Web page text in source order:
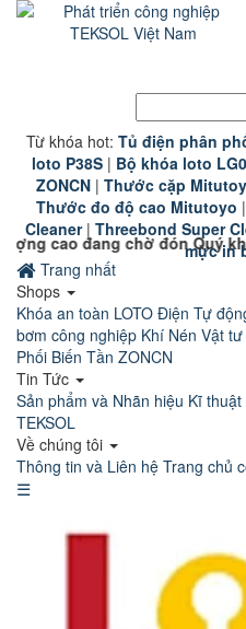
Từ khóa hot: Tủ điện phân
loto P38S| Bộ khóa loto
ZONCN| Thước cặp
Thước đo độ cao Mitutoyo |
Cleaner| Threebond Super
mực in
chờ đón Quý khách lựa chọn
Trang nhất
Shops
Khóa an toàn LOTO Điện Tự
bơm công nghiệp Khí Nén Vật
Phối Biến Tần ZONCN
Tin Tức
Sản phẩm và Nhãn hiệu Kĩ
TEKSOL
Về chúng tôi
Thông tin và Liên hệ Trang chủ
☰